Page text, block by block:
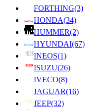
FORTHING(3)
HONDA(34)
HUMMER(2)
HYUNDAI(67)
INEOS(1)
ISUZU(26)
IVECO(8)
JAGUAR(16)
JEEP(32)